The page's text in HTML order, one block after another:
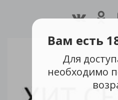
Вам есть
Для
необходимо